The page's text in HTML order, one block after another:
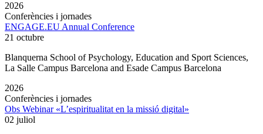
2026
Conferències i jornades
ENGAGE.EU Annual Conference
21 octubre
Blanquerna School of Psychology, Education and Sport Sciences,
La Salle Campus Barcelona and Esade Campus Barcelona
2026
Conferències i jornades
Obs Webinar «L’espiritualitat en la missió digital»
02 juliol